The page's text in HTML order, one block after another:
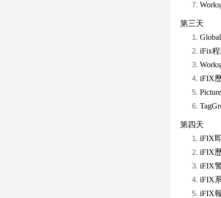
第三天
iFix
iFIX
第四天
iFIX
iFIX
iFIX
iFIX
iFIX